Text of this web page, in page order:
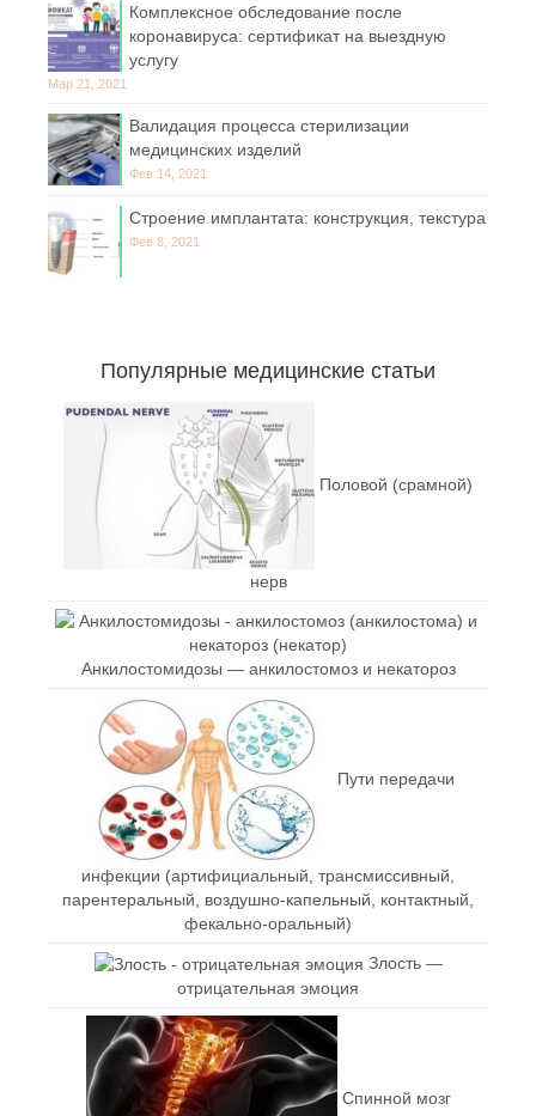
Комплексное обследование после
коронавируса: сертификат на выездную
услугу
Мар 21, 2021
Валидация процесса стерилизации
медицинских изделий
Фев 14, 2021
Строение имплантата: конструкция, текстура
Фев 8, 2021
Популярные медицинские статьи
Половой (срамной)
нерв
Анкилостомидозы — анкилостомоз и некатороз
Пути передачи
инфекции (артифициальный, трансмиссивный,
парентеральный, воздушно-капельный, контактный,
фекально-оральный)
Злость —
отрицательная эмоция
Спинной мозг